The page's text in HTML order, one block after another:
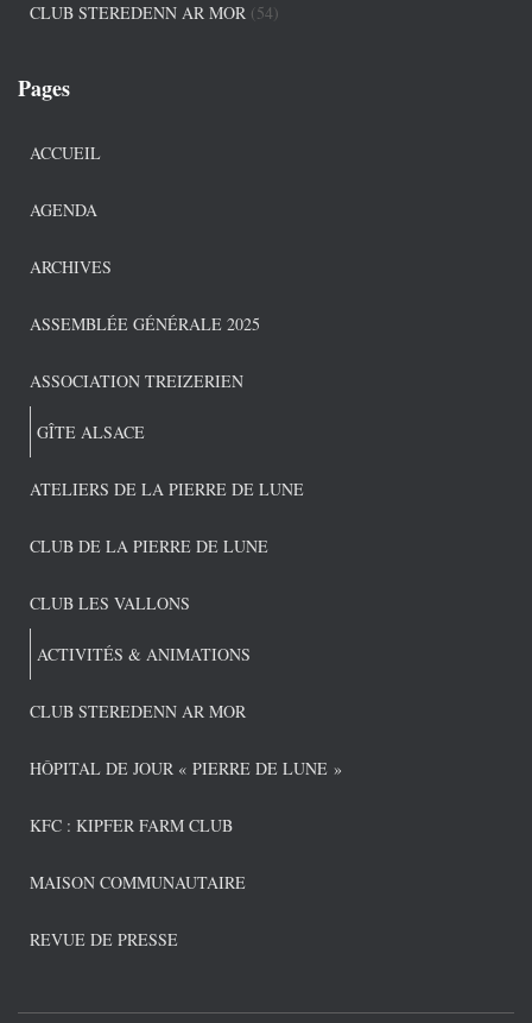
CLUB STEREDENN AR MOR (54)
Pages
ACCUEIL
AGENDA
ARCHIVES
ASSEMBLÉE GÉNÉRALE 2025
ASSOCIATION TREIZERIEN
GÎTE ALSACE
ATELIERS DE LA PIERRE DE LUNE
CLUB DE LA PIERRE DE LUNE
CLUB LES VALLONS
ACTIVITÉS & ANIMATIONS
CLUB STEREDENN AR MOR
HÔPITAL DE JOUR « PIERRE DE LUNE »
KFC : KIPFER FARM CLUB
MAISON COMMUNAUTAIRE
REVUE DE PRESSE